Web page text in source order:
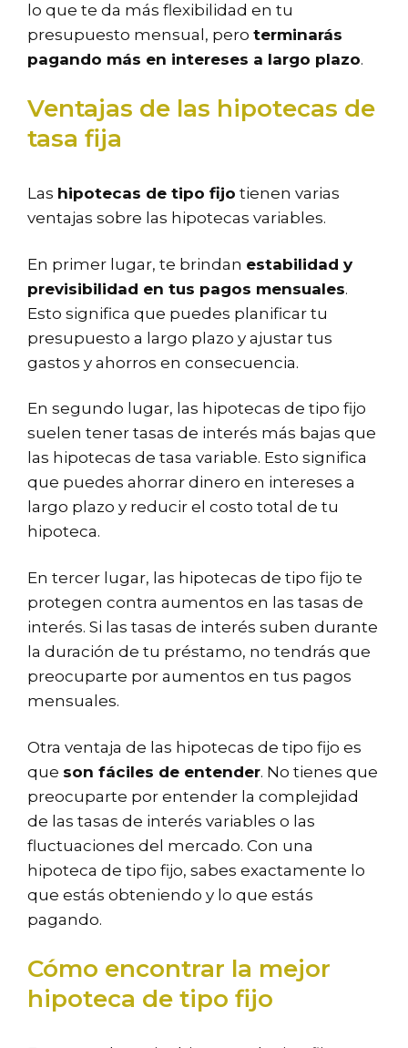
lo que te da más flexibilidad en tu
presupuesto mensual, pero terminarás
pagando más en intereses a largo plazo.
Ventajas de las hipotecas de
tasa fija
Las hipotecas de tipo fijo tienen varias
ventajas sobre las hipotecas variables.
En primer lugar, te brindan estabilidad y
previsibilidad en tus pagos mensuales.
Esto significa que puedes planificar tu
presupuesto a largo plazo y ajustar tus
gastos y ahorros en consecuencia.
En segundo lugar, las hipotecas de tipo fijo
suelen tener tasas de interés más bajas que
las hipotecas de tasa variable. Esto significa
que puedes ahorrar dinero en intereses a
largo plazo y reducir el costo total de tu
hipoteca.
En tercer lugar, las hipotecas de tipo fijo te
protegen contra aumentos en las tasas de
interés. Si las tasas de interés suben durante
la duración de tu préstamo, no tendrás que
preocuparte por aumentos en tus pagos
mensuales.
Otra ventaja de las hipotecas de tipo fijo es
que son fáciles de entender. No tienes que
preocuparte por entender la complejidad
de las tasas de interés variables o las
fluctuaciones del mercado. Con una
hipoteca de tipo fijo, sabes exactamente lo
que estás obteniendo y lo que estás
pagando.
Cómo encontrar la mejor
hipoteca de tipo fijo